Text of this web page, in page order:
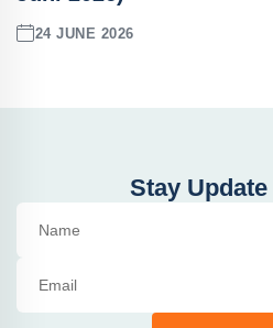
24 JUNE 2026
Stay